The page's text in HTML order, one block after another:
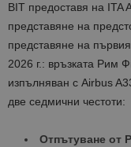
BIT предоставя на ITA
представяне на
представяне на
2026 г.: връзката Рим
изпълняван с Airbus
две седмични честоти:
Отпътуване от